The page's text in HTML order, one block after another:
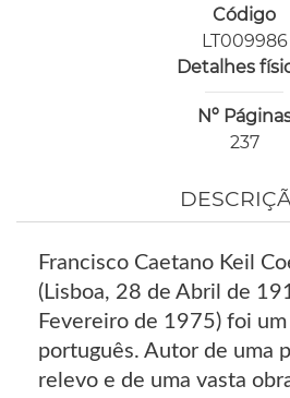
Código
LT009986
Detalhes
Nº
237
Francisco Caetano Keil
(Lisboa, 28 de Abril de
Fevereiro de 1975) foi
português. Autor de uma
relevo e de uma vasta